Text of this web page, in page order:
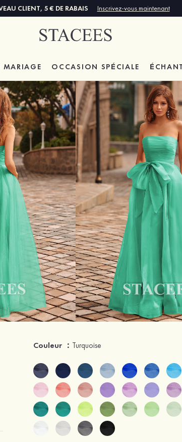
CLIENT, 5 € DE RABAIS Inscrivez-vous maintenant
MARIAGE OCCASION SPÉCIALE
Couleur ： Turquoise